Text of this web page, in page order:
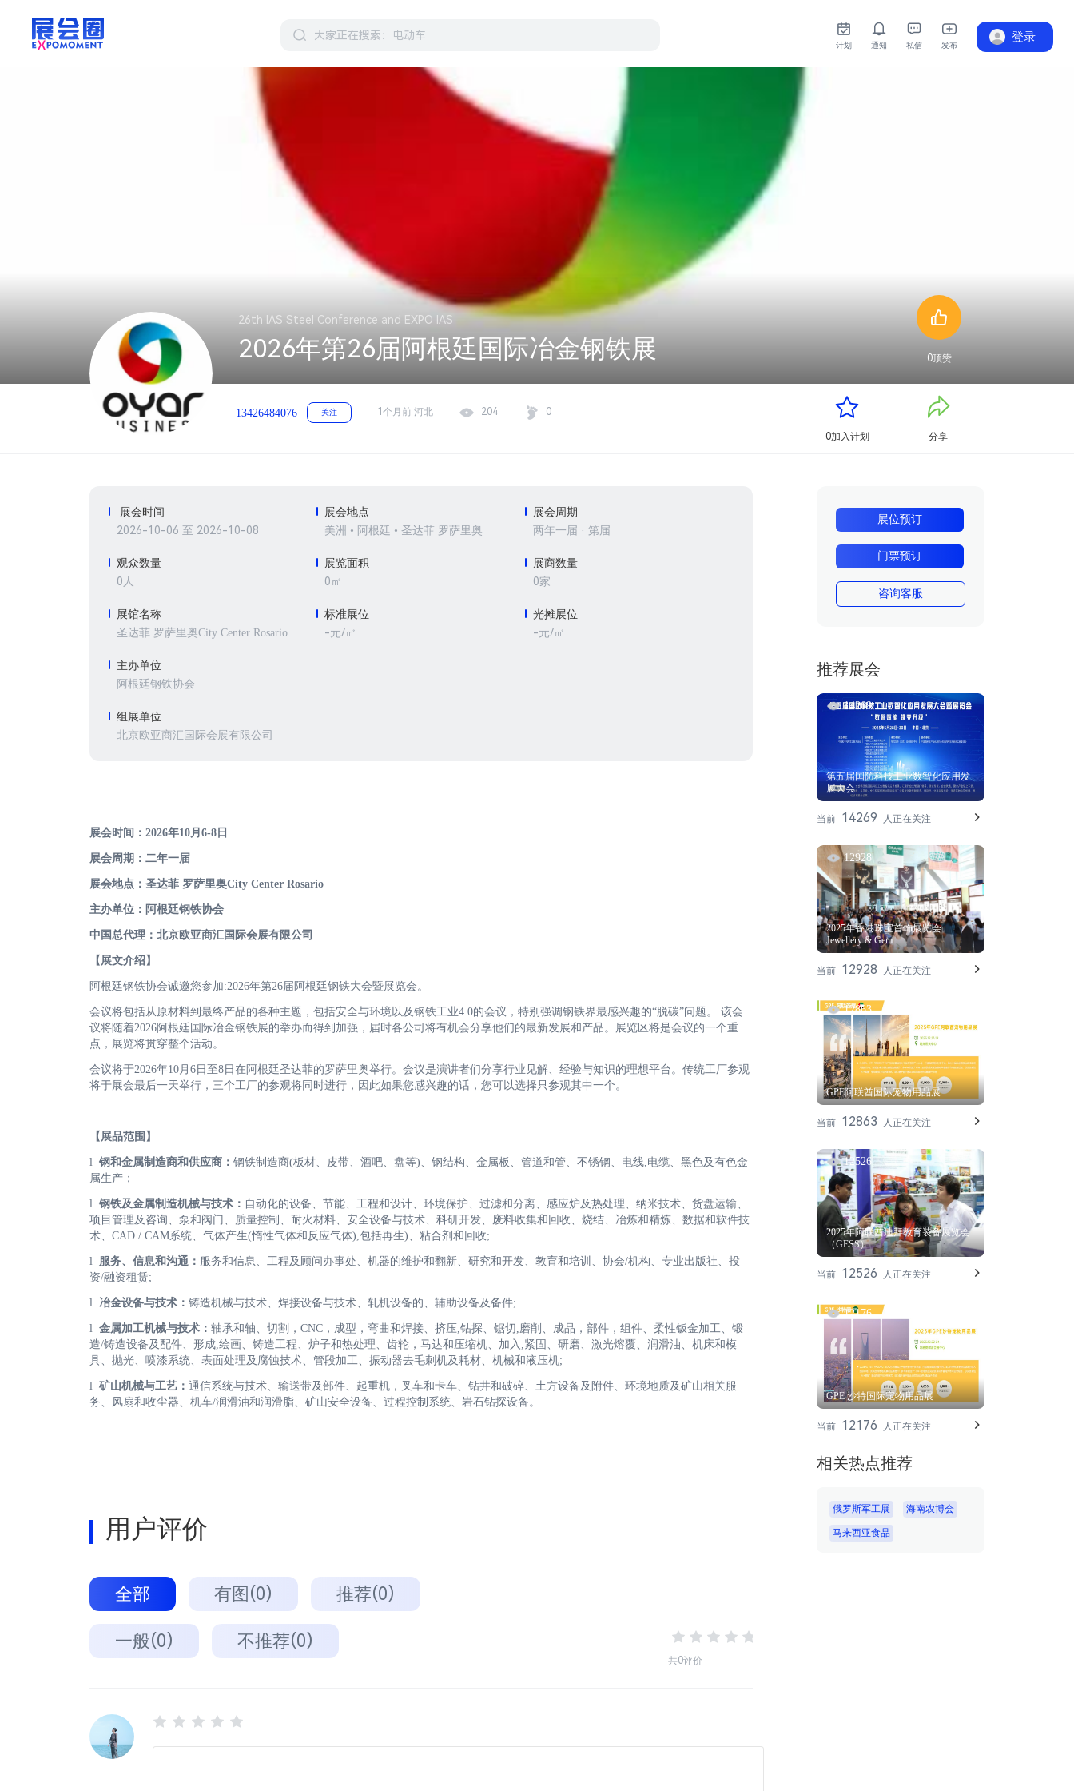
计划 通知 私信 发布
登录
26th IAS Steel Conference and EXPO IAS
2026年第26届阿根廷国际冶金钢铁展 0顶赞
13426484076 关注 1个月前 河北 204 0
0加入计划 分享
展会时间
2026-10-06 至 2026-10-08
展会地点
美洲 • 阿根廷 • 圣达菲 罗萨里奥
展会周期
两年一届 · 第届
观众数量
0人
展览面积
0㎡
展商数量
0家
展馆名称
圣达菲 罗萨里奥City Center Rosario
标准展位
-元/㎡
光摊展位
-元/㎡
主办单位
阿根廷钢铁协会
组展单位
北京欧亚商汇国际会展有限公司
展会时间：2026年10月 6-8 日
展会周期： 二年一届
展会地点： 圣达菲 罗萨里奥City Center Rosario
主办单位： 阿根廷钢铁协会
中国总代理：北京欧亚商汇国际会展有限公司
【展文介绍】
阿根廷钢铁协会诚邀您参加:2026年第26届阿根廷钢铁大会暨展览会。
会议将包括从原材料到最终产品的各种主题，包括安全与环境以及钢铁工业4.0的会议，特别强调钢铁界最感兴趣的“脱碳”问题。 该会
议将随着2026阿根廷国际冶金钢铁展的举办而得到加强，届时各公司将有机会分享他们的最新发展和产品。展览区将是会议的一个重
点，展览将贯穿整个活动。
会议将于2026年10月6日至8日在阿根廷圣达菲的罗萨里奥举行。会议是演讲者们分享行业见解、经验与知识的理想平台。传统工厂参观
将于展会最后一天举行，三个工厂的参观将同时进行，因此如果您感兴趣的话，您可以选择只参观其中一个。
【展品范围】
l 钢和金属制造商和供应商： 钢铁制造商(板材、皮带、酒吧、盘等)、钢结构、金属板、管道和管、不锈钢、电线,电缆、黑色及有色金
属生产；
l 钢铁及金属制造机械与技术： 自动化的设备、节能、工程和设计、环境保护、过滤和分离、感应炉及热处理、纳米技术、货盘运输、
项目管理及咨询、泵和阀门、质量控制、耐火材料、安全设备与技术、科研开发、废料收集和回收、烧结、冶炼和精炼、数据和软件技
术、CAD / CAM系统、气体产生(惰性气体和反应气体),包括再生)、粘合剂和回收;
l 服务、信息和沟通： 服务和信息、工程及顾问办事处、机器的维护和翻新、研究和开发、教育和培训、协会/机构、专业出版社、投
资/融资租赁;
l 冶金设备与技术： 铸造机械与技术、焊接设备与技术、轧机设备的、辅助设备及备件;
l 金属加工机械与技术： 轴承和轴、切割，CNC，成型，弯曲和焊接、挤压,钻探、锯切,磨削、成品，部件，组件、柔性钣金加工、锻
造/铸造设备及配件、形成,绘画、铸造工程、炉子和热处理、齿轮，马达和压缩机、加入,紧固、研磨、激光熔覆、润滑油、机床和模
具、抛光、喷漆系统、表面处理及腐蚀技术、管段加工、振动器去毛刺机及耗材、机械和液压机;
l 矿山机械与工艺： 通信系统与技术、输送带及部件、起重机，叉车和卡车、钻井和破碎、土方设备及附件、环境地质及矿山相关服
务、风扇和收尘器、机车/润滑油和润滑脂、矿山安全设备、过程控制系统、岩石钻探设备。
用户评价
全部 有图(0) 推荐(0)
一般(0) 不推荐(0)
共0评价
展位预订
门票预订
咨询客服
推荐展会
14269
第五届国防科技工业数智化应用发
展大会
当前 14269 人正在关注
12928
2025年香港珠宝首饰展览会
Jewellery & Gem
当前 12928 人正在关注
12863
GPE阿联酋国际宠物用品展
当前 12863 人正在关注
12526
2025年阿联酋迪拜教育装备展览会
（GESS）
当前 12526 人正在关注
12176
GPE 沙特国际宠物用品展
当前 12176 人正在关注
相关热点推荐
俄罗斯军工展 海南农博会
马来西亚食品